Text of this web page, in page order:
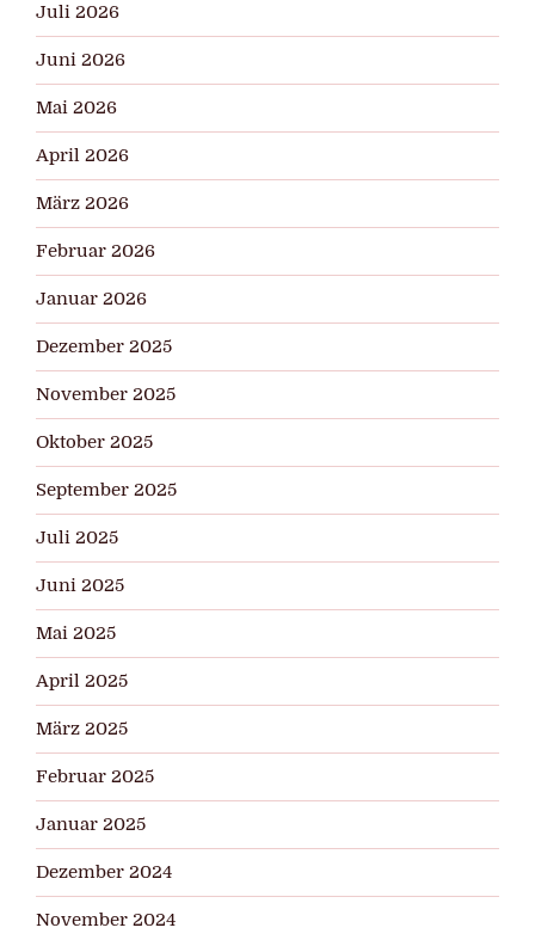
Juli 2026
Juni 2026
Mai 2026
April 2026
März 2026
Februar 2026
Januar 2026
Dezember 2025
November 2025
Oktober 2025
September 2025
Juli 2025
Juni 2025
Mai 2025
April 2025
März 2025
Februar 2025
Januar 2025
Dezember 2024
November 2024